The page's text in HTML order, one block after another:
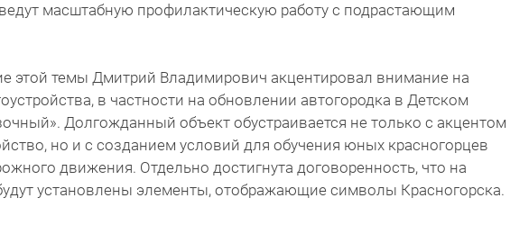
масштабную профилактическую работу с подрастающим
этой темы Дмитрий Владимирович акцентировал внимание на
в частности на обновлении автогородка в Детском
Долгожданный объект обустраивается не только с акцентом
но и с созданием условий для обучения юных красногорцев
движения. Отдельно достигнута договоренность, что на
установлены элементы, отображающие символы Красногорска.